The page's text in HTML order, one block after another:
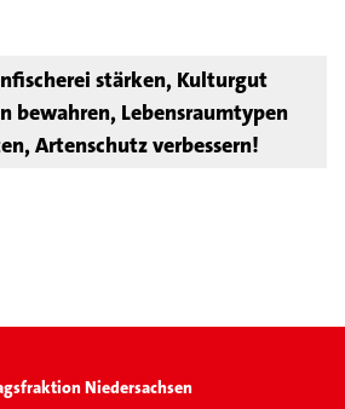
stärken, Kulturgut
bewahren, Lebensraumtypen
Artenschutz verbessern!
Niedersachsen